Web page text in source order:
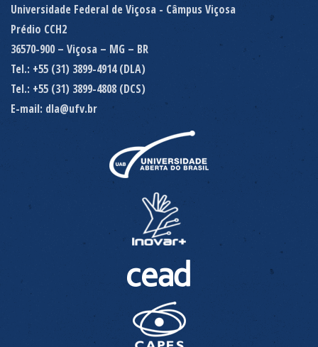
Universidade Federal de Viçosa - Câmpus Viçosa
Prédio CCH2
36570-900 – Viçosa – MG – BR
Tel.: +55 (31) 3899-4914 (DLA)
Tel.: +55 (31) 3899-4808 (DCS)
E-mail: dla@ufv.br